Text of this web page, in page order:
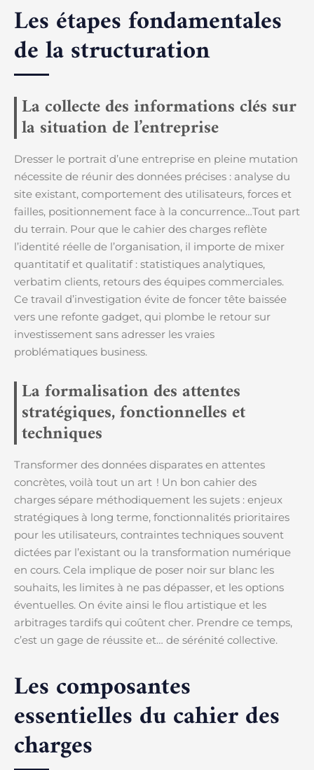
Les étapes fondamentales
de la structuration
La collecte des informations clés sur
la situation de l’entreprise
Dresser le portrait d’une entreprise en pleine mutation
nécessite de réunir des données précises : analyse du
site existant, comportement des utilisateurs, forces et
failles, positionnement face à la concurrence…Tout part
du terrain. Pour que le cahier des charges reflète
l’identité réelle de l’organisation, il importe de mixer
quantitatif et qualitatif : statistiques analytiques,
verbatim clients, retours des équipes commerciales.
Ce travail d’investigation évite de foncer tête baissée
vers une refonte gadget, qui plombe le retour sur
investissement sans adresser les vraies
problématiques business.
La formalisation des attentes
stratégiques, fonctionnelles et
techniques
Transformer des données disparates en attentes
concrètes, voilà tout un art ! Un bon cahier des
charges sépare méthodiquement les sujets : enjeux
stratégiques à long terme, fonctionnalités prioritaires
pour les utilisateurs, contraintes techniques souvent
dictées par l’existant ou la transformation numérique
en cours. Cela implique de poser noir sur blanc les
souhaits, les limites à ne pas dépasser, et les options
éventuelles. On évite ainsi le flou artistique et les
arbitrages tardifs qui coûtent cher. Prendre ce temps,
c’est un gage de réussite et… de sérénité collective.
Les composantes
essentielles du cahier des
charges